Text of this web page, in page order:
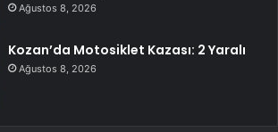
Ağustos 8, 2026
Kozan’da Motosiklet Kazası: 2 Yaralı
Ağustos 8, 2026